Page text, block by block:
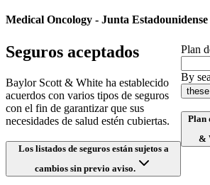
Medical Oncology - Junta
Seguros aceptados
Baylor Scott & White ha establecido
acuerdos con varios tipos de seguros
con el fin de garantizar que sus
necesidades de salud estén cubiertas.
Los listados de seguros están sujetos a
cambios sin previo aviso.
Plan
By
Plan
&